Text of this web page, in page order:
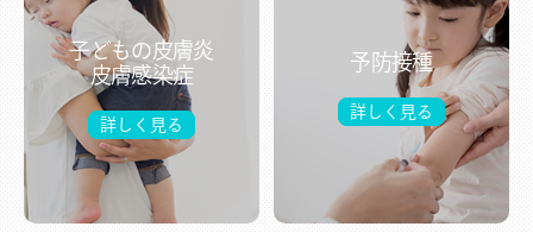
子どもの皮膚炎
皮膚感染症
詳しく見る
予防接種
詳しく見る